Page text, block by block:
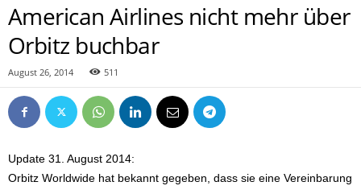
American Airlines nicht mehr über
Orbitz buchbar
August 26, 2014 511
Update 31. August 2014:
Orbitz Worldwide hat bekannt gegeben, dass sie eine Vereinbarung